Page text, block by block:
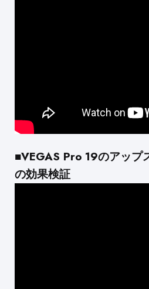
■VEGAS Pro 19のアップ
の効果検証